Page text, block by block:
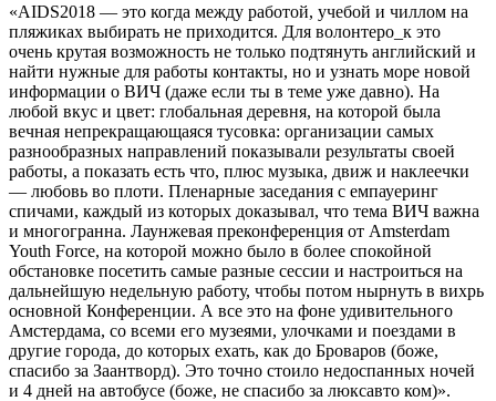
«AIDS2018 — это когда между работой, учебой и чиллом на
пляжиках выбирать не приходится. Для волонтеро_к это
очень крутая возможность не только подтянуть английский и
найти нужные для работы контакты, но и узнать море новой
информации о ВИЧ (даже если ты в теме уже давно). На
любой вкус и цвет: глобальная деревня, на которой была
вечная непрекращающаяся тусовка: организации самых
разнообразных направлений показывали результаты своей
работы, а показать есть что, плюс музыка, движ и наклеечки
— любовь во плоти. Пленарные заседания с емпауеринг
спичами, каждый из которых доказывал, что тема ВИЧ важна
и многогранна. Лаунжевая преконференция от Amsterdam
Youth Force, на которой можно было в более спокойной
обстановке посетить самые разные сессии и настроиться на
дальнейшую недельную работу, чтобы потом нырнуть в вихрь
основной Конференции. А все это на фоне удивительного
Амстердама, со всеми его музеями, улочками и поездами в
другие города, до которых ехать, как до Броваров (боже,
спасибо за Заантворд). Это точно стоило недоспанных ночей
и 4 дней на автобусе (боже, не спасибо за люксавто ком)».